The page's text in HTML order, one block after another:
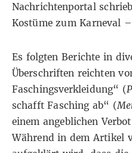
Nachrichtenportal
Kostüme zum Karneval
Es folgten Berichte in
Überschriften reichten
Faschingsverkleidung“ (
schafft Fasching ab“ (
einem angeblichen
Während in dem Artikel